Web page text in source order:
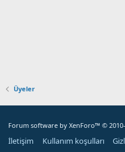
Üyeler
Forum software by XenForo™ ©
İletişim Kullanım koşulları